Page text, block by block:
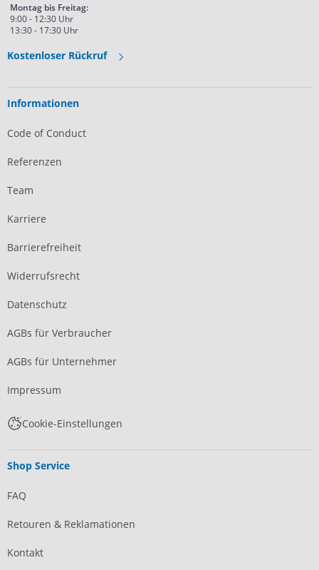
Montag bis Freitag:
9:00 - 12:30 Uhr
13:30 - 17:30 Uhr
Kostenloser Rückruf
Informationen
Code of Conduct
Referenzen
Team
Karriere
Barrierefreiheit
Widerrufsrecht
Datenschutz
AGBs für Verbraucher
AGBs für Unternehmer
Impressum
Cookie-Einstellungen
Shop Service
FAQ
Retouren & Reklamationen
Kontakt